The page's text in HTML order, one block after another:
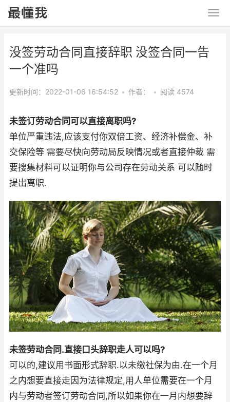
没签劳动合同直接辞职 没签合同一告
一个准吗
更新时间：2022-01-06 16:54:52 • 作者： • 阅读 4574
未签订劳动合同可以直接离职吗?
单位严重违法,应该支付你双倍工资、经济补偿金、补
交保险等 需要尽快向劳动局反映情况或者直接仲裁 需
要搜集材料可以证明你与公司存在劳动关系 可以随时
提出离职.
未签劳动合同.直接口头辞职走人可以吗?
可以的,建议用书面形式辞职.以未缴社保为由.在一个月
之内想要直接走因为法律规定,用人单位需要在一个月
内与劳动者签订劳动合同,所以如果你在一月内想要辞